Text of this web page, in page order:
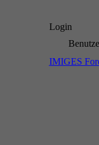
Login
IMIGES